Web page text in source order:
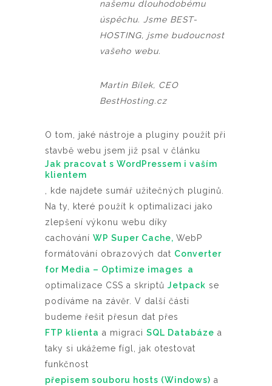
našemu dlouhodobému
úspěchu. Jsme BEST-
HOSTING, jsme budoucnost
vašeho webu.
Martin Bílek, CEO
BestHosting.cz
O tom, jaké nástroje a pluginy použít při
stavbě webu jsem již psal v článku
Jak pracovat s WordPressem i vaším
klientem
, kde najdete sumář užitečných pluginů.
Na ty, které použít k optimalizaci jako
zlepšení výkonu webu díky
cachování WP Super Cache, WebP
formátování obrazových dat Converter
for Media – Optimize images a
optimalizace CSS a skriptů Jetpack se
podíváme na závěr. V další části
budeme řešit přesun dat přes
FTP klienta a migraci SQL Databáze a
taky si ukážeme fígl, jak otestovat
funkčnost
přepisem souboru hosts (Windows) a